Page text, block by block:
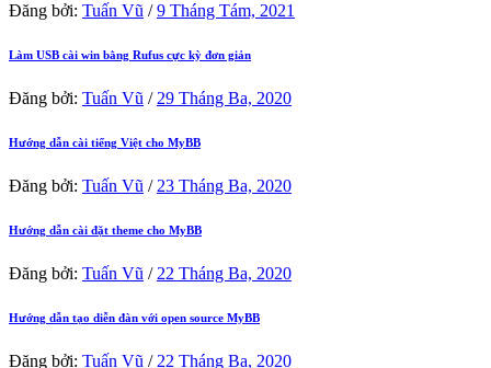
Đăng bởi: Tuấn Vũ /9 Tháng Tám, 2021
Làm USB cài win bằng Rufus cực kỳ đơn giản
Đăng bởi: Tuấn Vũ / 29 Tháng Ba, 2020
Hướng dẫn cài tiếng Việt cho MyBB
Đăng bởi: Tuấn Vũ / 23 Tháng Ba, 2020
Hướng dẫn cài đặt theme cho MyBB
Đăng bởi: Tuấn Vũ / 22 Tháng Ba, 2020
Hướng dẫn tạo diễn đàn với open source MyBB
Đăng bởi: Tuấn Vũ / 22 Tháng Ba, 2020